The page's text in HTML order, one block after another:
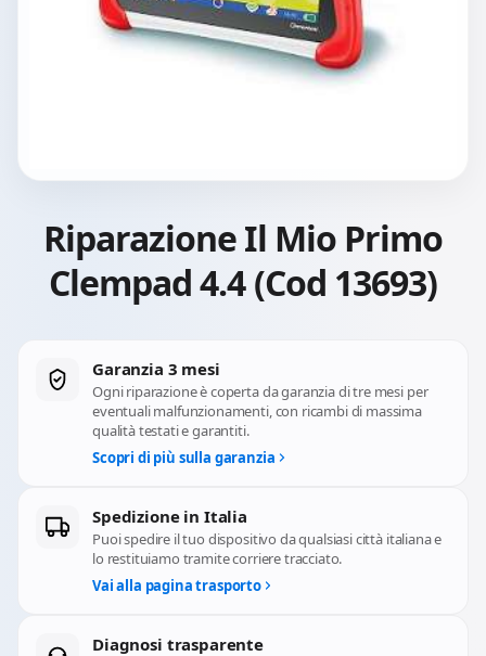
Riparazione Il Mio Primo
Clempad 4.4 (Cod 13693)
Garanzia 3 mesi
Ogni riparazione è coperta da garanzia di tre mesi per
eventuali malfunzionamenti, con ricambi di massima
qualità testati e garantiti.
Scopri di più sulla garanzia
Spedizione in Italia
Puoi spedire il tuo dispositivo da qualsiasi città italiana e
lo restituiamo tramite corriere tracciato.
Vai alla pagina trasporto
Diagnosi trasparente